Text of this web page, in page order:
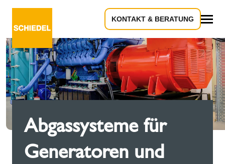
KONTAKT & BERATUNG
Abgassysteme für
Generatoren und